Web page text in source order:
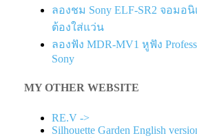
ลองชม Sony ELF-SR2 จอมอ
ต้องใส่แว่น
ลองฟัง MDR-MV1 หูฟัง
Sony
MY OTHER WEBSITE
RE.V ->
Silhouette Garden English